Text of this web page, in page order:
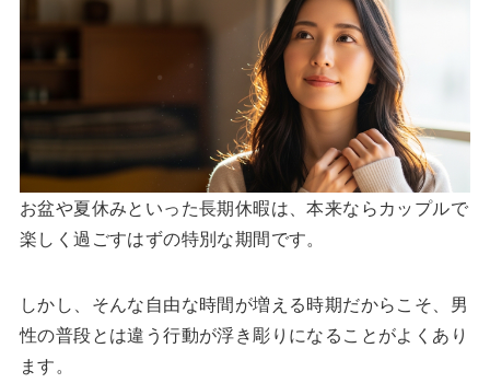
お盆や夏休みといった長期休暇は、本来ならカップルで
楽しく過ごすはずの特別な期間です。
しかし、そんな自由な時間が増える時期だからこそ、男
性の普段とは違う行動が浮き彫りになることがよくあり
ます。